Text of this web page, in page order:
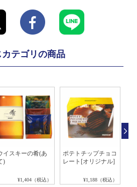
カテゴリの商品
イスキーの肴(あ
)
¥1,404（税込）
ポテトチップチョコ
レート[オリジナル]
¥1,188（税込）